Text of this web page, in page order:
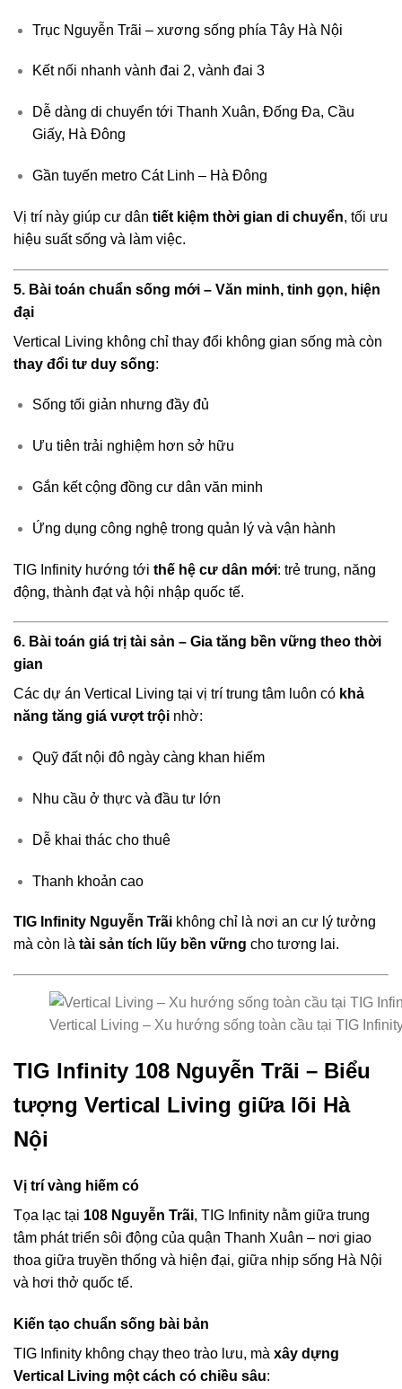
Trục Nguyễn Trãi – xương sống phía Tây Hà Nội
Kết nối nhanh vành đai 2, vành đai 3
Dễ dàng di chuyển tới Thanh Xuân, Đống Đa, Cầu
Giấy, Hà Đông
Gần tuyến metro Cát Linh – Hà Đông
Vị trí này giúp cư dân tiết kiệm thời gian di chuyển, tối ưu
hiệu suất sống và làm việc.
5. Bài toán chuẩn sống mới – Văn minh, tinh gọn, hiện
đại
Vertical Living không chỉ thay đổi không gian sống mà còn
thay đổi tư duy sống:
Sống tối giản nhưng đầy đủ
Ưu tiên trải nghiệm hơn sở hữu
Gắn kết cộng đồng cư dân văn minh
Ứng dụng công nghệ trong quản lý và vận hành
TIG Infinity hướng tới thế hệ cư dân mới: trẻ trung, năng
động, thành đạt và hội nhập quốc tế.
6. Bài toán giá trị tài sản – Gia tăng bền vững theo thời
gian
Các dự án Vertical Living tại vị trí trung tâm luôn có khả
năng tăng giá vượt trội nhờ:
Quỹ đất nội đô ngày càng khan hiếm
Nhu cầu ở thực và đầu tư lớn
Dễ khai thác cho thuê
Thanh khoản cao
TIG Infinity Nguyễn Trãi không chỉ là nơi an cư lý tưởng
mà còn là tài sản tích lũy bền vững cho tương lai.
Vertical Living – Xu hướng sống toàn cầu tại TIG
TIG Infinity 108 Nguyễn Trãi – Biểu
tượng Vertical Living giữa lõi Hà
Nội
Vị trí vàng hiếm có
Tọa lạc tại 108 Nguyễn Trãi, TIG Infinity nằm giữa trung
tâm phát triển sôi động của quận Thanh Xuân – nơi giao
thoa giữa truyền thống và hiện đại, giữa nhịp sống Hà Nội
và hơi thở quốc tế.
Kiến tạo chuẩn sống bài bản
TIG Infinity không chạy theo trào lưu, mà xây dựng
Vertical Living một cách có chiều sâu: